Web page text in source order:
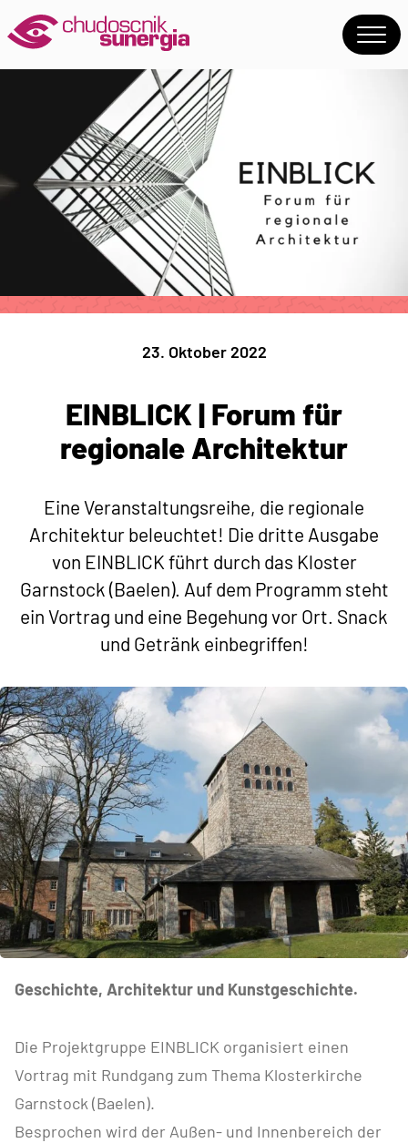
23. Oktober 2022
EINBLICK | Forum für
regionale Architektur
Eine Veranstaltungsreihe, die regionale
Architektur beleuchtet! Die dritte Ausgabe
von EINBLICK führt durch das Kloster
Garnstock (Baelen). Auf dem Programm steht
ein Vortrag und eine Begehung vor Ort. Snack
und Getränk einbegriffen!
Geschichte, Architektur und Kunstgeschichte.
Die Projektgruppe EINBLICK organisiert einen
Vortrag mit Rundgang zum Thema Klosterkirche
Garnstock (Baelen).
Besprochen wird der Außen- und Innenbereich der